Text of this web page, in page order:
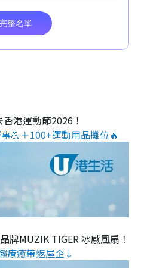
香港運動節2026！
💪＋100+運動用品攤位🔥
牌MUZIK TIGER 冰感風扇！
療癒帶返屋企↓